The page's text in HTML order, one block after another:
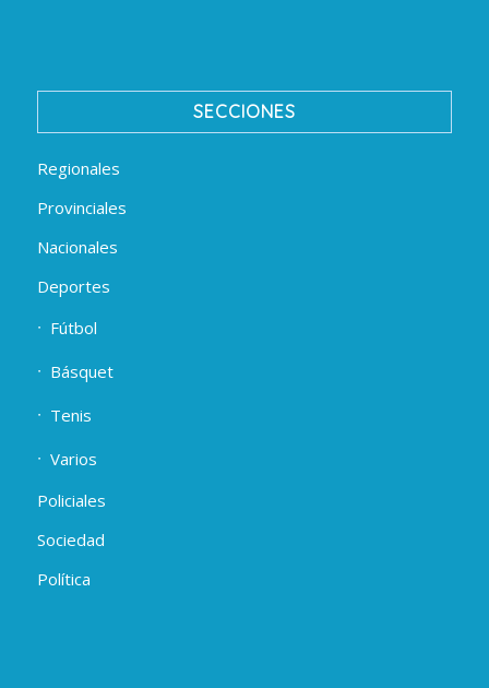
SECCIONES
Regionales
Provinciales
Nacionales
Deportes
Fútbol
Básquet
Tenis
Varios
Policiales
Sociedad
Política